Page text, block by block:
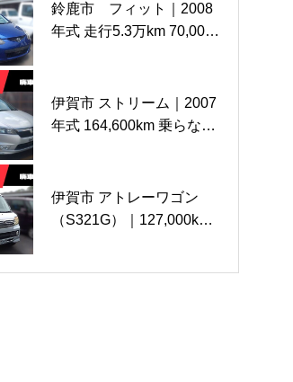
鈴鹿市 フィット｜2008
年式 走行5.3万km 70,000
伊賀市 ストリーム｜2007
年式 164,600km 乗らなく
だきました
伊賀市 アトレーワゴン
（S321G）｜127,000km
亀山市 キャリートラッ
ク4WD ｜20,500km 買
伊賀市 Ｓ３８ハイゼッ
ト 鍵・書類なし｜
四日市市 アクティ｜
125,000ｋｍ 還付金込で
名張市 ワゴンＲ｜事故
車（前大破）
鈴鹿市 86 事故車｜
2012年（平成24年）式
伊賀市 ソリオバンディッ
ト｜2013年式 90,000ｋｍ